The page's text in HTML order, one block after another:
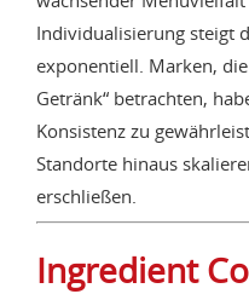
Individualisierung steigt
exponentiell. Marken,
Getränk“ betrachten,
Konsistenz zu
Standorte hinaus
erschließen.
Ingredient